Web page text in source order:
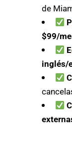
de
$99/
inglés/